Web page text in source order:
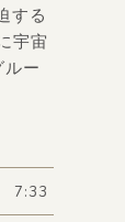
する
宇宙
ルー
7:33